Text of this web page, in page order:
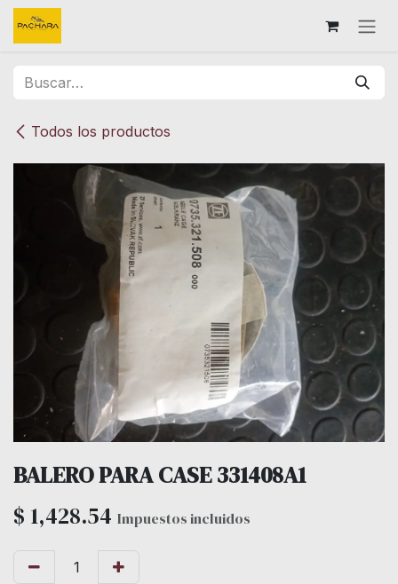
Ir al contenido
Todos los productos
BALERO PARA CASE 331408A1
$ 1,428.54 Impuestos incluidos